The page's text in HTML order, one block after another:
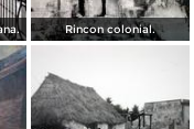
Rincon colonial.